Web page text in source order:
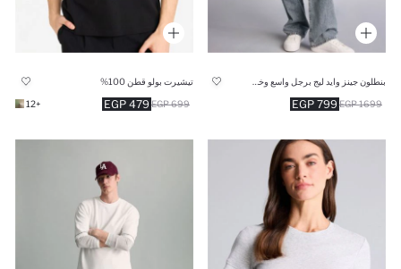
799 EGP 1699 EGP
تيشيرت بولو قطن 100%
479 EGP 699 EGP
+12